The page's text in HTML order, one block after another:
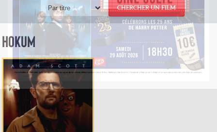
Par titre CHERCHER UN FILM
HOKUM